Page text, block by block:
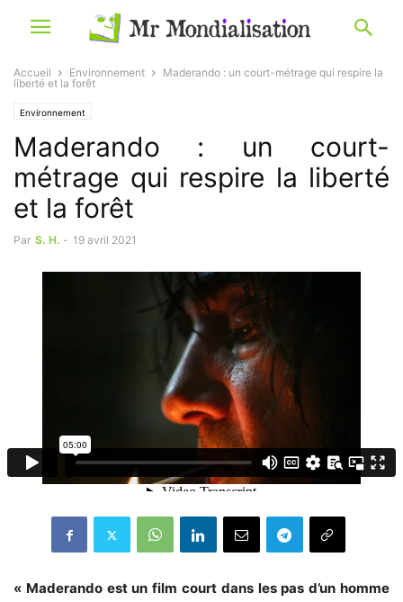
Accueil Environnement
Maderando : un court-métrage qui respire la
liberté et la forêt
Environnement
Maderando : un court-
métrage qui respire la liberté
et la forêt
Par S. H. - 19 avril 2021
« Maderando est un film court dans les pas d’un homme